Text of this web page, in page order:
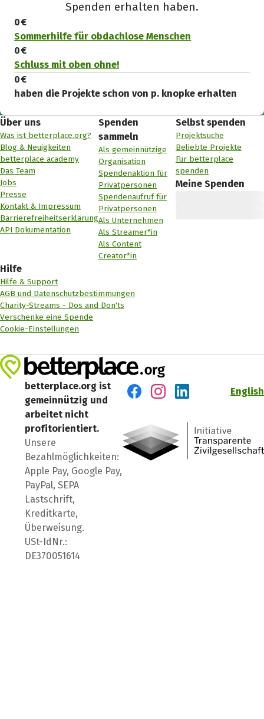
Spenden erhalten haben.
0 €
Sommerhilfe für obdachlose Menschen
0 €
Schluss mit oben ohne!
0 €
haben die Projekte schon von p. knopke erhalten
Über uns
Was ist betterplace.org?
Blog & Neuigkeiten
betterplace academy
Das Team
Jobs
Presse
Kontakt & Impressum
Barrierefreiheitserklärung
API Dokumentation
Spenden
sammeln
Als gemeinnützige
Organisation
Spendenaktion für
Privatpersonen
Spendenaufruf für
Privatpersonen
Als Unternehmen
Als Streamer*in
Als Content
Creator*in
Selbst spenden
Projektsuche
Beliebte Projekte
Für betterplace
spenden
Meine Spenden
Hilfe
Hilfe & Support
AGB und Datenschutzbestimmungen
Charity-Streams - Dos and Don'ts
Verschenke eine Spende
Cookie-Einstellungen
betterplace.org ist
gemeinnützig und
arbeitet nicht
profitorientiert.
Unsere
Bezahlmöglichkeiten:
Apple Pay, Google Pay,
PayPal, SEPA
Lastschrift,
Kreditkarte,
Überweisung.
USt-IdNr.:
DE370051614
English